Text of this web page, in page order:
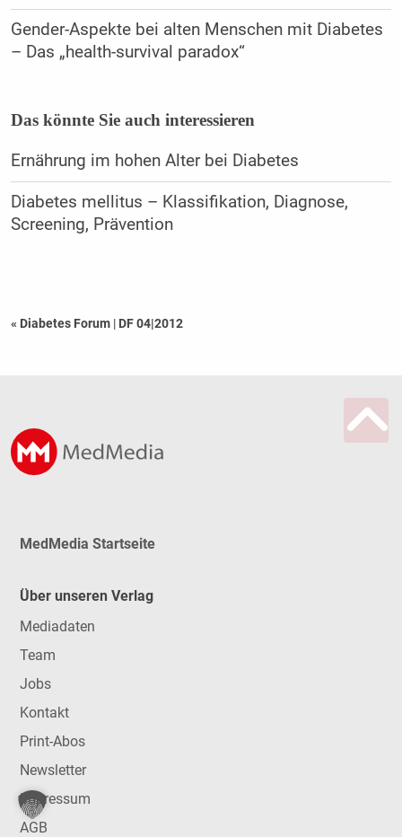
Gender-Aspekte bei alten Menschen mit Diabetes
– Das „health-survival paradox“
Das könnte Sie auch interessieren
Ernährung im hohen Alter bei Diabetes
Diabetes mellitus – Klassifikation, Diagnose,
Screening, Prävention
« Diabetes Forum | DF 04|2012
MedMedia Startseite
Über unseren Verlag
Mediadaten
Team
Jobs
Kontakt
Print-Abos
Newsletter
Impressum
AGB